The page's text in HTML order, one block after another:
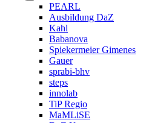
PEARL
Ausbildung DaZ
Kahl
Babanova
Spiekermeier Gimenes
Gauer
sprabi-bhv
steps
innolab
TiP Regio
MaMLiSE